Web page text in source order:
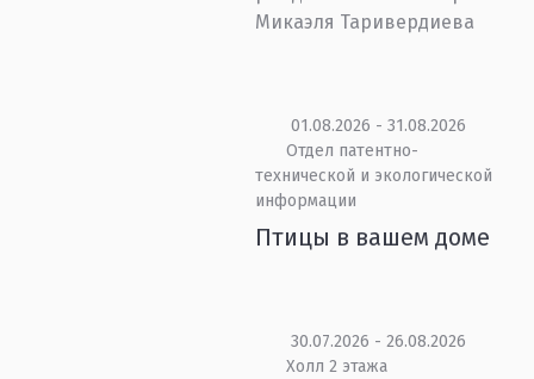
Микаэля Таривердиева
01.08.2026 - 31.08.2026
Отдел патентно-
технической и экологической
информации
Птицы в вашем доме
30.07.2026 - 26.08.2026
Холл 2 этажа